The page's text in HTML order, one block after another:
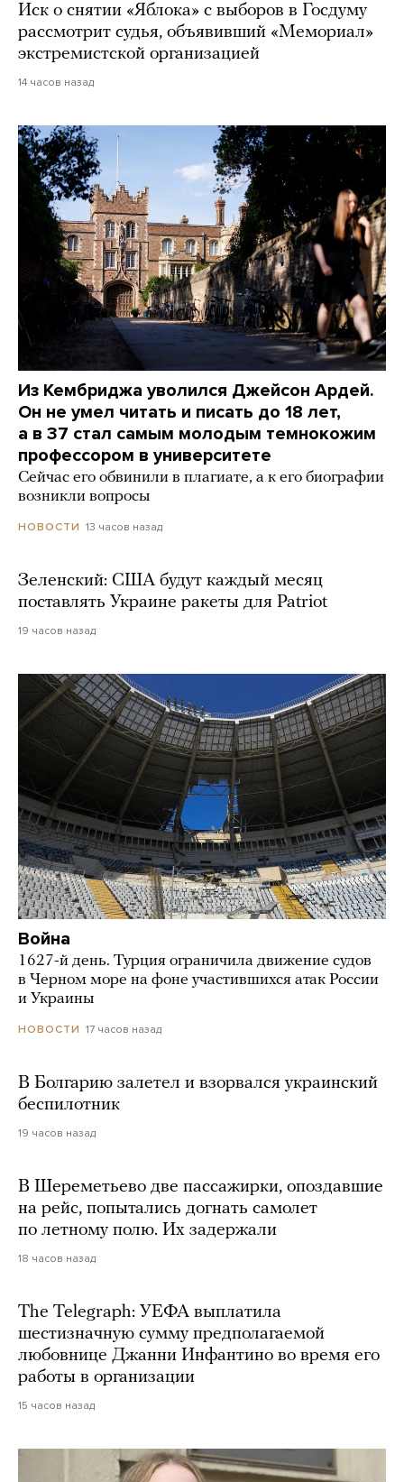
Иск о снятии «Яблока» с выборов в Госдуму
рассмотрит судья, объявивший «Мемориал»
экстремистской организацией
14 часов назад
Из Кембриджа уволился Джейсон Ардей.
Он не умел читать и писать до 18 лет,
а в 37 стал самым молодым темнокожим
профессором в университете
Сейчас его обвинили в плагиате, а к его биографии
возникли вопросы
НОВОСТИ 13 часов назад
Зеленский: США будут каждый месяц
поставлять Украине ракеты для Patriot
19 часов назад
Война
1627-й день. Турция ограничила движение судов
в Черном море на фоне участившихся атак России
и Украины
НОВОСТИ 17 часов назад
В Болгарию залетел и взорвался украинский
беспилотник
19 часов назад
В Шереметьево две пассажирки, опоздавшие
на рейс, попытались догнать самолет
по летному полю. Их задержали
18 часов назад
The Telegraph: УЕФА выплатила
шестизначную сумму предполагаемой
любовнице Джанни Инфантино во время его
работы в организации
15 часов назад